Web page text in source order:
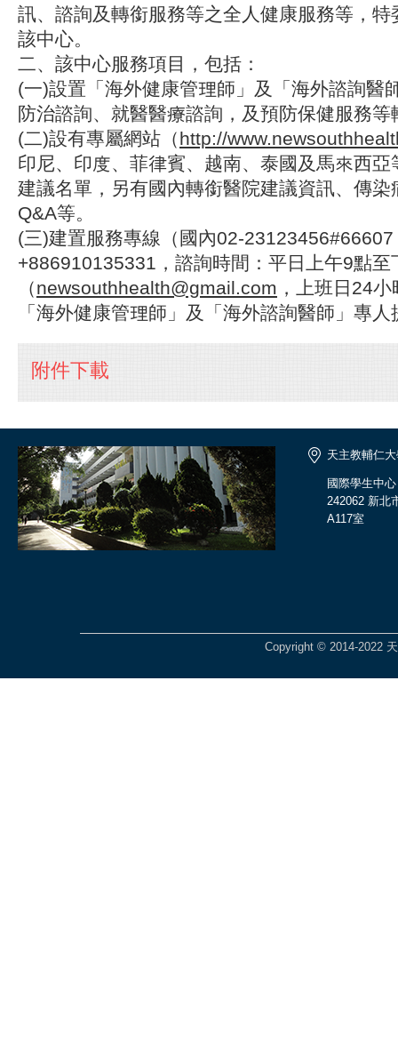
訊、諮詢及轉銜服務等之全人健康服務等，特
該中心。
二、該中心服務項目，包括：
(一)設置「海外健康管理師」及「海外諮詢醫
防治諮詢、就醫醫療諮詢，及預防保健服務等
(二)設有專屬網站（http://
印尼、印度、菲律賓、越南、泰國及馬來西
建議名單，另有國內轉銜醫院建議資訊、傳染
Q&A等。
(三)建置服務專線（國內02-
+886910135331，諮詢時間：平日上午9點至
（newsouthhealth@gmail.com ，上班日24
「海外健康管理師」及「海外諮詢醫師」專
附件下載
天主教輔仁
國際學生中心
242062 新北
A117室
Copyright © 2014-2022